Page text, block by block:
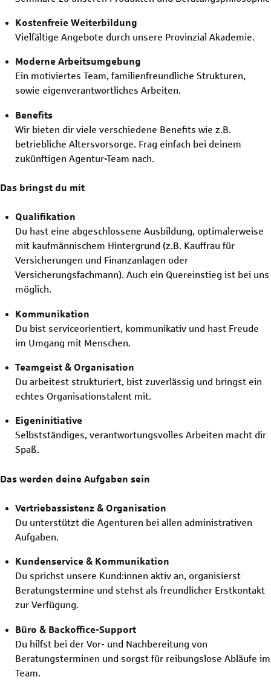
Kostenfreie Weiterbildung
Vielfältige Angebote durch unsere Provinzial Akademie.
Moderne Arbeitsumgebung
Ein motiviertes Team, familienfreundliche Strukturen,
sowie eigenverantwortliches Arbeiten.
Benefits
Wir bieten dir viele verschiedene Benefits wie z.B.
betriebliche Altersvorsorge. Frag einfach bei deinem
zukünftigen Agentur-Team nach.
Das bringst du mit
Qualifikation
Du hast eine abgeschlossene Ausbildung, optimalerweise
mit kaufmännischem Hintergrund (z.B. Kauffrau für
Versicherungen und Finanzanlagen oder
Versicherungsfachmann). Auch ein Quereinstieg ist bei uns
möglich.
Kommunikation
Du bist serviceorientiert, kommunikativ und hast Freude
im Umgang mit Menschen.
Teamgeist & Organisation
Du arbeitest strukturiert, bist zuverlässig und bringst ein
echtes Organisationstalent mit.
Eigeninitiative
Selbstständiges, verantwortungsvolles Arbeiten macht dir
Spaß.
Das werden deine Aufgaben sein
Vertriebassistenz & Organisation
Du unterstützt die Agenturen bei allen administrativen
Aufgaben.
Kundenservice & Kommunikation
Du sprichst unsere Kund:innen aktiv an, organisierst
Beratungstermine und stehst als freundlicher Erstkontakt
zur Verfügung.
Büro & Backoffice-Support
Du hilfst bei der Vor- und Nachbereitung von
Beratungsterminen und sorgst für reibungslose Abläufe im
Team.